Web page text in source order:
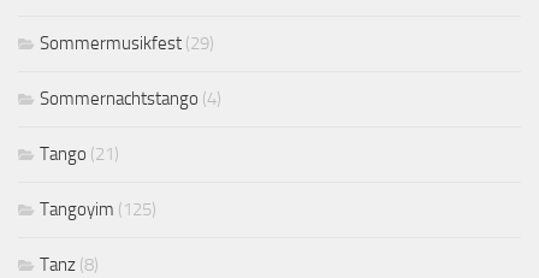
Sommermusikfest (29)
Sommernachtstango (4)
Tango (21)
Tangoyim (125)
Tanz (8)